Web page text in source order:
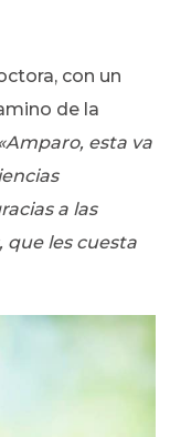
con un
de la
«Amparo, esta va
a las
que les cuesta